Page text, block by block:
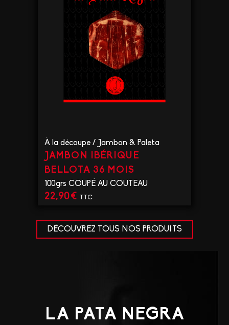
À la découpe / Jambon & Paleta
JAMBON IBÉRIQUE
BELLOTA 36 MOIS
100grs COUPÉ AU COUTEAU
22,90€ TTC
DÉCOUVREZ TOUS NOS PRODUITS
LA PATA NEGRA